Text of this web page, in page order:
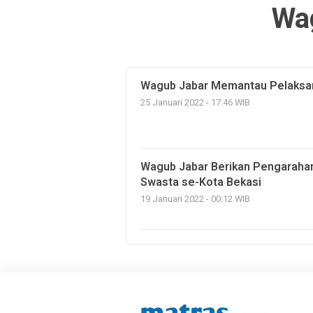
Wagub Jabar Memantau
25 Januari 2022 - 17:46 WIB
Wagub Jabar Berikan
Swasta se-Kota Bekasi
19 Januari 2022 - 00:12 WIB